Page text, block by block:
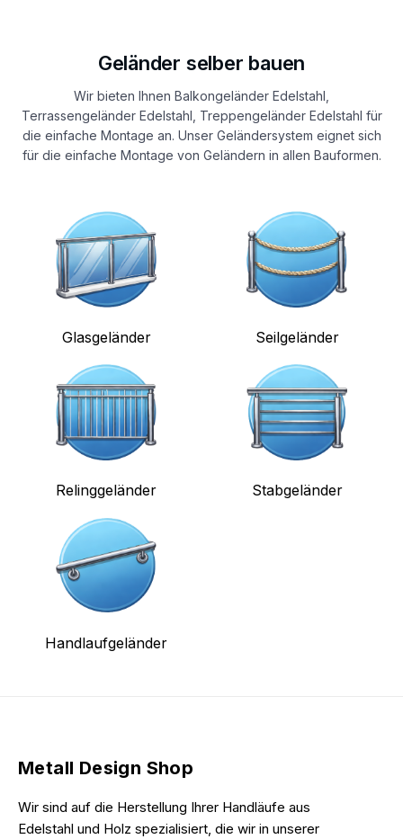
Geländer selber bauen
Wir bieten Ihnen Balkongeländer Edelstahl,
Terrassengeländer Edelstahl, Treppengeländer Edelstahl für
die einfache Montage an. Unser Geländersystem eignet sich
für die einfache Montage von Geländern in allen Bauformen.
Glasgeländer Seilgeländer
Relinggeländer Stabgeländer
Handlaufgeländer
Metall Design Shop
Wir sind auf die Herstellung Ihrer Handläufe aus
Edelstahl und Holz spezialisiert, die wir in unserer